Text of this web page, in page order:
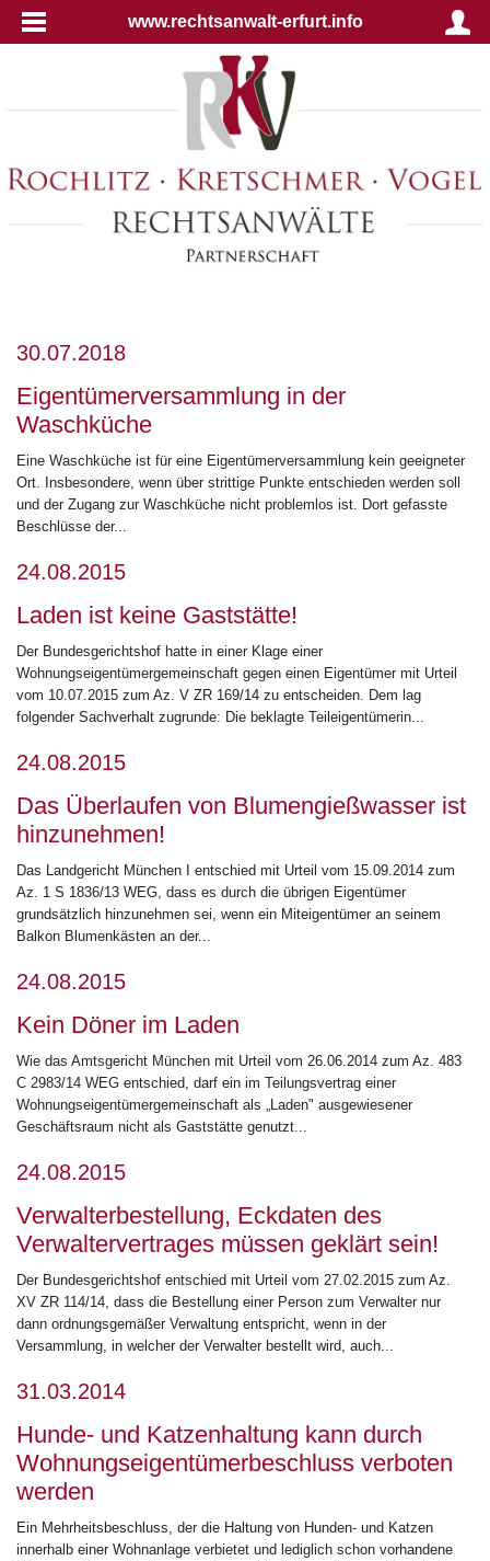
www.rechtsanwalt-erfurt.info
30.07.2018
Eigentümerversammlung in der
Waschküche
Eine Waschküche ist für eine Eigentümerversammlung kein geeigneter
Ort. Insbesondere, wenn über strittige Punkte entschieden werden soll
und der Zugang zur Waschküche nicht problemlos ist. Dort gefasste
Beschlüsse der...
24.08.2015
Laden ist keine Gaststätte!
Der Bundesgerichtshof hatte in einer Klage einer
Wohnungseigentümergemeinschaft gegen einen Eigentümer mit Urteil
vom 10.07.2015 zum Az. V ZR 169/14 zu entscheiden. Dem lag
folgender Sachverhalt zugrunde: Die beklagte Teileigentümerin...
24.08.2015
Das Überlaufen von Blumengießwasser ist
hinzunehmen!
Das Landgericht München I entschied mit Urteil vom 15.09.2014 zum
Az. 1 S 1836/13 WEG, dass es durch die übrigen Eigentümer
grundsätzlich hinzunehmen sei, wenn ein Miteigentümer an seinem
Balkon Blumenkästen an der...
24.08.2015
Kein Döner im Laden
Wie das Amtsgericht München mit Urteil vom 26.06.2014 zum Az. 483
C 2983/14 WEG entschied, darf ein im Teilungsvertrag einer
Wohnungseigentümergemeinschaft als „Laden" ausgewiesener
Geschäftsraum nicht als Gaststätte genutzt...
24.08.2015
Verwalterbestellung, Eckdaten des
Verwaltervertrages müssen geklärt sein!
Der Bundesgerichtshof entschied mit Urteil vom 27.02.2015 zum Az.
XV ZR 114/14, dass die Bestellung einer Person zum Verwalter nur
dann ordnungsgemäßer Verwaltung entspricht, wenn in der
Versammlung, in welcher der Verwalter bestellt wird, auch...
31.03.2014
Hunde- und Katzenhaltung kann durch
Wohnungseigentümerbeschluss verboten
werden
Ein Mehrheitsbeschluss, der die Haltung von Hunden- und Katzen
innerhalb einer Wohnanlage verbietet und lediglich schon vorhandene